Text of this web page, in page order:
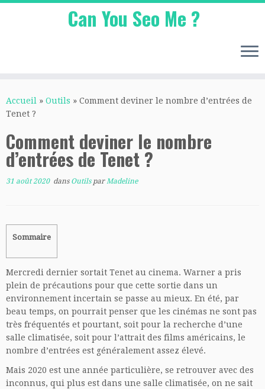
au
contenu
Can You Seo Me ?
Accueil » Outils » Comment deviner le nombre d’entrées de
Tenet ?
Comment deviner le nombre
d’entrées de Tenet ?
31 août 2020dans Outils parMadeline
Sommaire
Mercredi dernier sortait Tenet au cinema. Warner a pris
plein de précautions pour que cette sortie dans un
environnement incertain se passe au mieux. En été, par
beau temps, on pourrait penser que les cinémas ne sont pas
très fréquentés et pourtant, soit pour la recherche d’une
salle climatisée, soit pour l’attrait des films américains, le
nombre d’entrées est généralement assez élevé.
Mais 2020 est une année particulière, se retrouver avec des
inconnus, qui plus est dans une salle climatisée, on ne sait